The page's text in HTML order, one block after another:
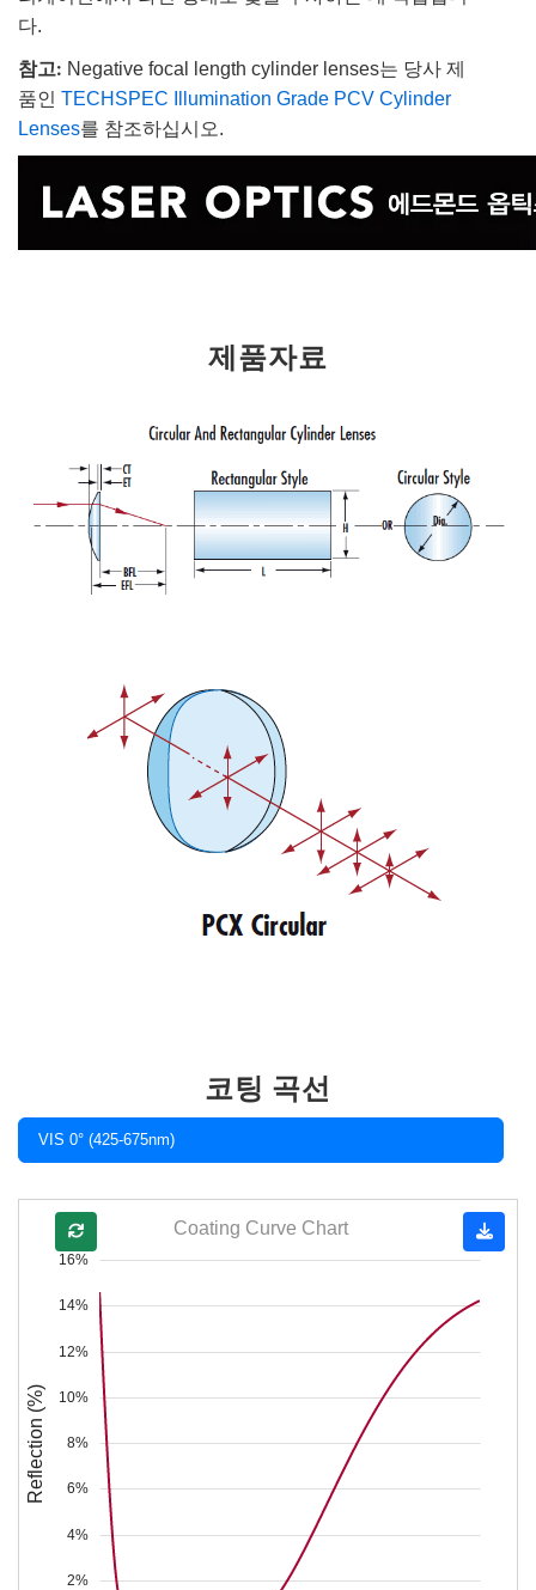
다.
참고: Negative focal length cylinder lenses는 당사 제
품인 TECHSPEC Illumination Grade PCV Cylinder
Lenses를 참조하십시오.
제품자료
코팅 곡선
VIS 0° (425-675nm)
2%
4%
6%
8%
10%
12%
14%
16%
Reflection (%)
Coating Curve Chart